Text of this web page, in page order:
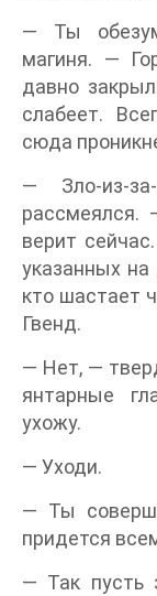
— Ты
магиня. —
давно
слабеет.
сюда
— Зло-из-
рассмеялся.
верит
указанных
кто шастает
Гвенд.
— Нет, —
янтарные
ухожу.
— Уходи.
— Ты
придется
— Так пусть